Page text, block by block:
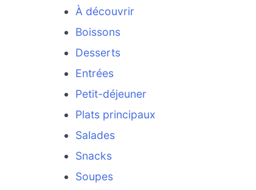
À découvrir
Boissons
Desserts
Entrées
Petit-déjeuner
Plats principaux
Salades
Snacks
Soupes